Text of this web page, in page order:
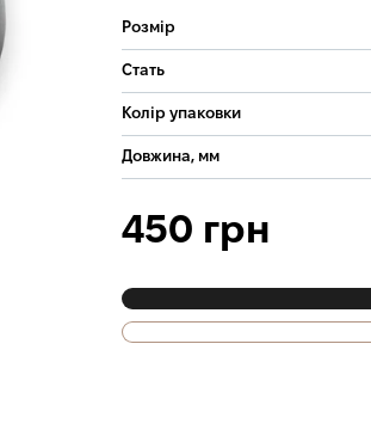
Розмір
Стать
Колір упаковки
Довжина, мм
450 грн